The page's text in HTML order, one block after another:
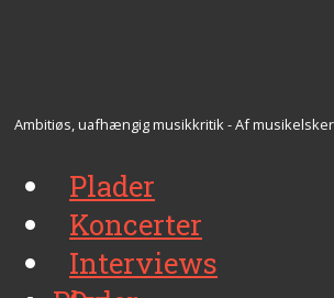
Ambitiøs, uafhængig musikkritik - Af
Plader
Koncerter
Interviews